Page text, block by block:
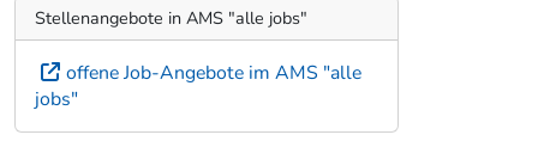
Stellenangebote in AMS "alle jobs"
offene Job-Angebote im AMS "alle
jobs"